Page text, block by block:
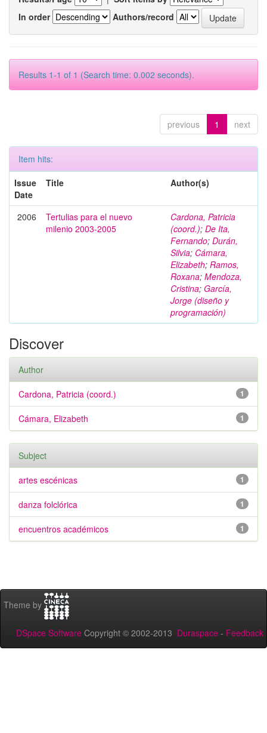
In order
Authors/record
Results 1-1 of 1 (Search time: 0.002 seconds).
previous 1 next
Item hits:
Issue
Date
Title Author(s)
2006
Tertulias para el nuevo
milenio 2003-2005
Cardona, Patricia
(coord.); De Ita,
Fernando; Durán,
Silvia; Cámara,
Elizabeth; Ramos,
Roxana; Mendoza,
Cristina; García,
Jorge (diseño y
programación)
Discover
Author
1
Cardona, Patricia (coord.)
1
Cámara, Elizabeth
Subject
1
artes escénicas
1
danza folclórica
1
encuentros académicos
Theme by
DSpace Software Copyright © 2002-2013 Duraspace - Feedback